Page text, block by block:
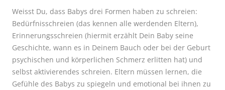
Weisst Du, dass Babys drei Formen haben zu schreien:
Bedürfnisschreien (das kennen alle werdenden Eltern),
Erinnerungsschreien (hiermit erzählt Dein Baby seine
Geschichte, wann es in Deinem Bauch oder bei der Geburt
psychischen und körperlichen Schmerz erlitten hat) und
selbst aktivierendes schreien. Eltern müssen lernen, die
Gefühle des Babys zu spiegeln und emotional bei ihnen zu